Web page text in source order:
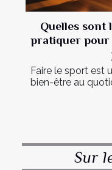
Quelles sont
pratiquer pour
Faire le sport est
bien-être au
Sur